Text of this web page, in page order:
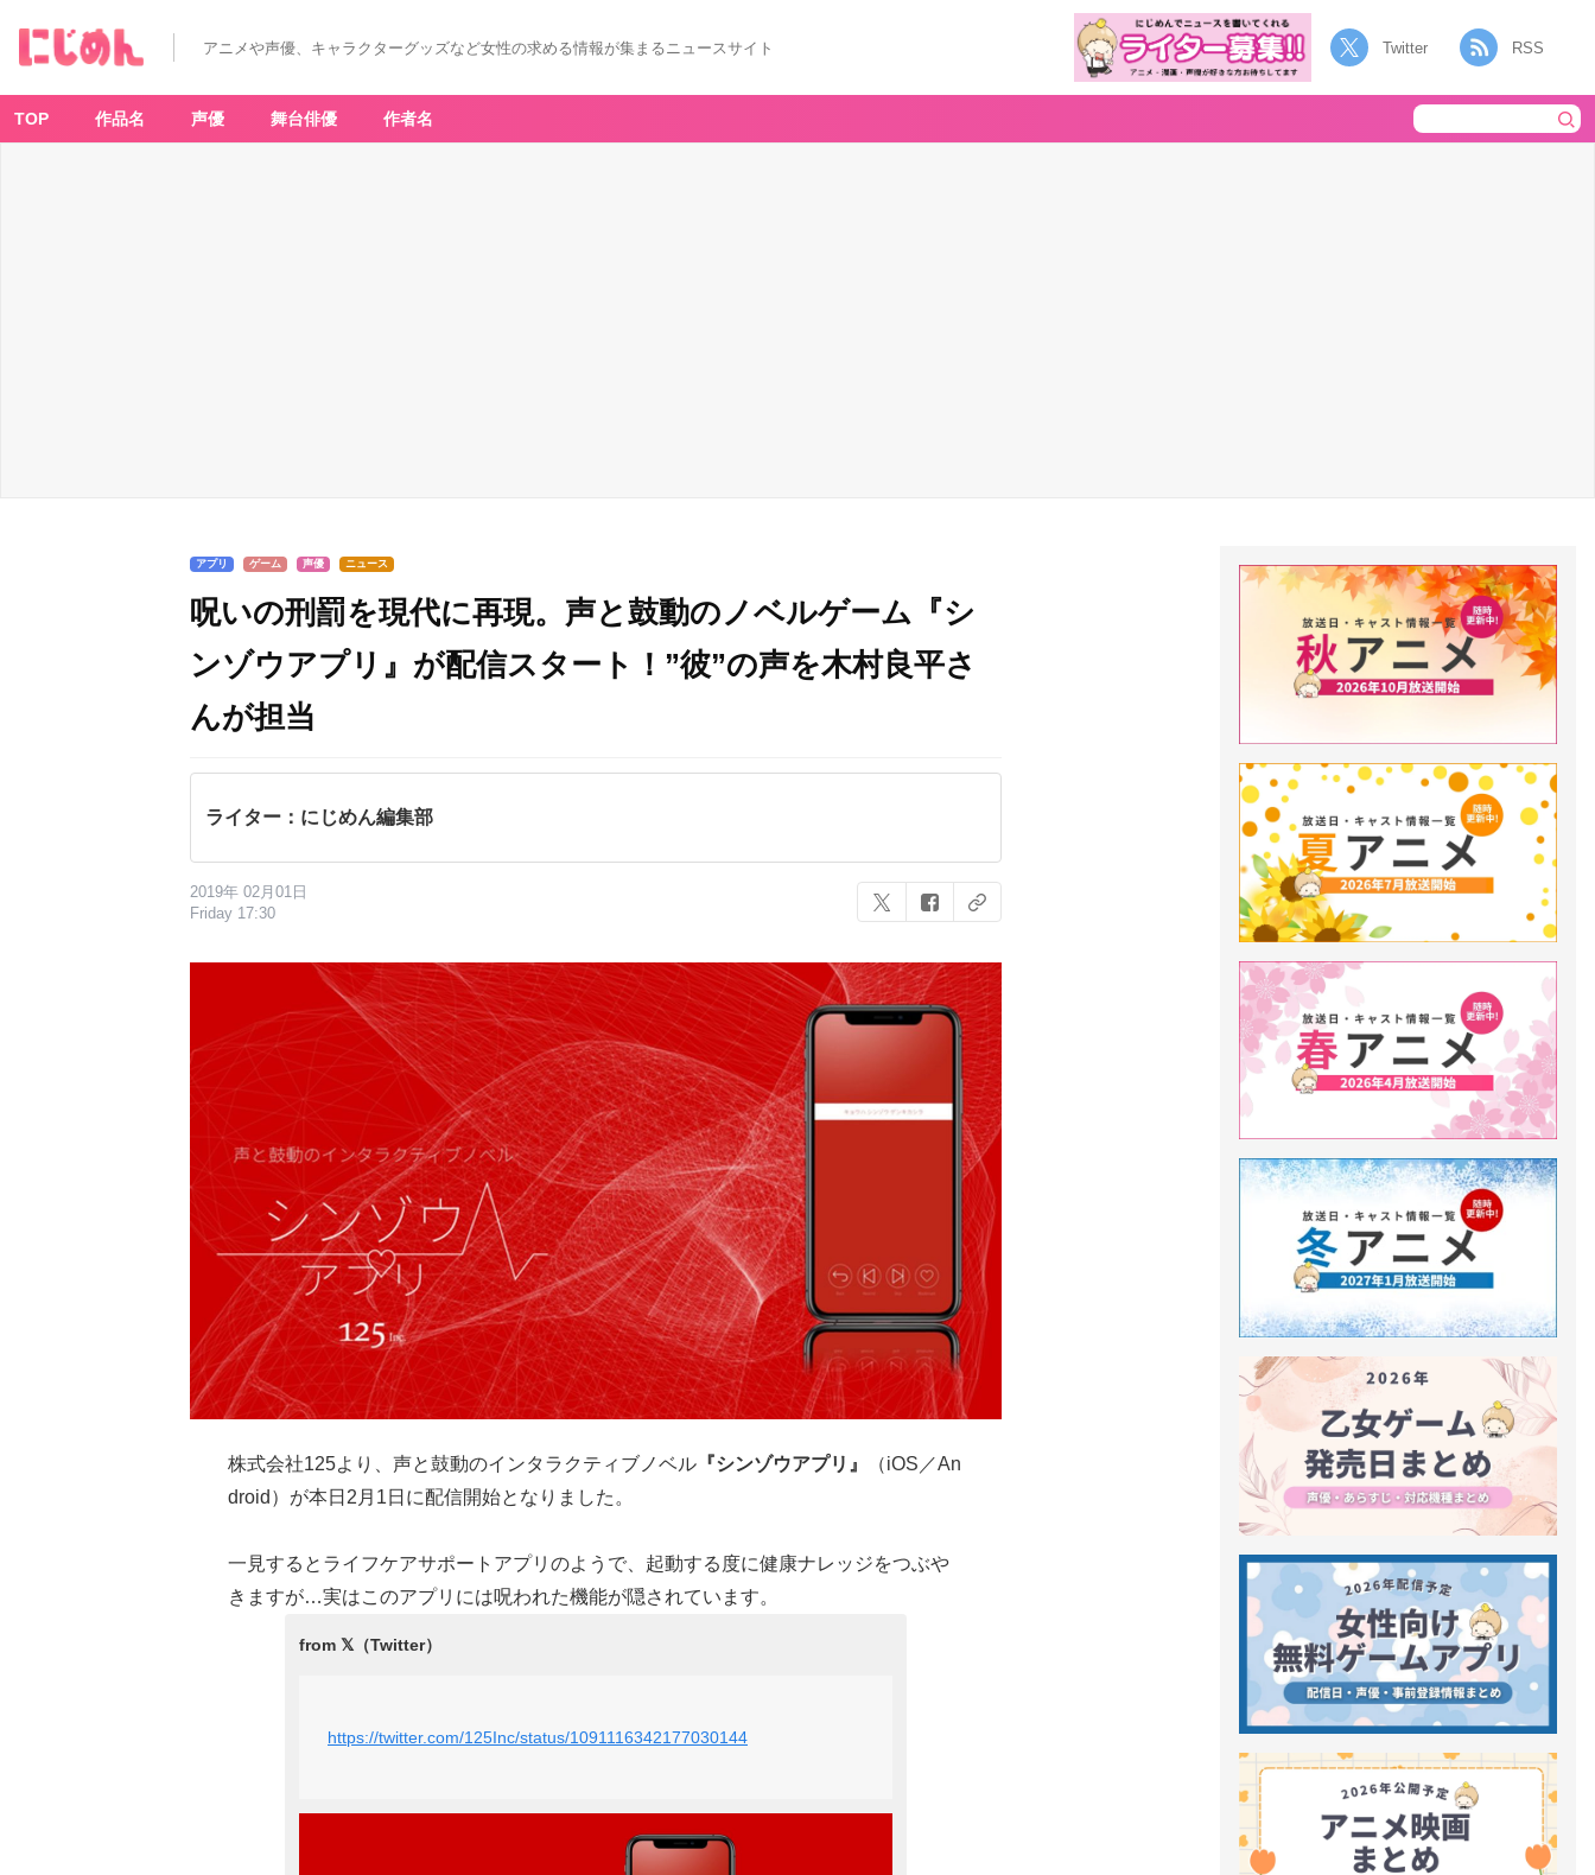
アニメや声優、キャラクターグッズなど女性の求める情報が集まるニュースサイト Twitter RSS
TOP 作品名 声優 舞台俳優 作者名
アプリ ゲーム 声優 ニュース
呪いの刑罰を現代に再現。声と鼓動のノベルゲーム『シ
ンゾウアプリ』が配信スタート！”彼”の声を木村良平さ
んが担当
ライター：にじめん編集部
2019年 02月01日
Friday 17:30
株式会社125より、声と鼓動のインタラクティブノベル 『シンゾウアプリ』
（iOS／An
droid）が本日2月1日に配信開始となりました。
一見するとライフケアサポートアプリのようで、起動する度に健康ナレッジをつぶや
きますが…実はこのアプリには呪われた機能が隠されています。
https://twitter.com/125Inc/status/1091116342177030144